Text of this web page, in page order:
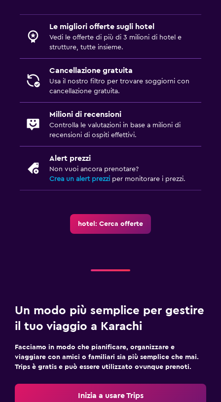
Piani superiori accessibili in ascensore
Adatti alle famiglie
Lettini disponibili
Piscina (per bambini)
Babysitter/servizi per l'infanzia (supplemento)
Navetta aeroporto (supplemento)
Parcheggio gratuito
Servizio navetta (a pagamento)
Presa elettrica vicino al letto
Negozio di souvenir
Intrattenimento serale
Fitness
Lezioni di fitness
Le migliori offerte sugli hotel
Vedi le offerte di più di 3 milioni di hotel e
strutture, tutte insieme.
Cancellazione gratuita
Usa il nostro filtro per trovare soggiorni con
cancellazione gratuita.
Milioni di recensioni
Controlla le valutazioni in base a milioni di
recensioni di ospiti effettivi.
Alert prezzi
Non vuoi ancora prenotare?
Crea un alert prezzi per monitorare i prezzi.
hotel: Cerca offerte
Un modo più semplice per gestire
il tuo viaggio a Karachi
Facciamo in modo che pianificare, organizzare e
viaggiare con amici o familiari sia più semplice che mai.
Trips è gratis e può essere utilizzato ovunque prenoti.
Inizia a usare Trips